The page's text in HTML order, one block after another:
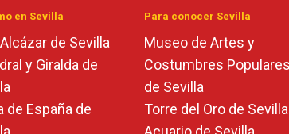
en Sevilla
de Sevilla
y Giralda de
de España de
Para conocer Sevilla
Museo de Artes y
Costumbres Populares
de Sevilla
Torre del Oro de Sevilla